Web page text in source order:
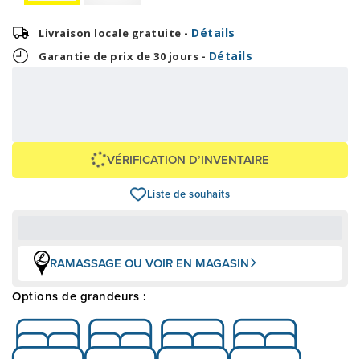
Livraison locale gratuite - Détails
Garantie de prix de 30 jours - Détails
VÉRIFICATION D’INVENTAIRE
Liste de souhaits
RAMASSAGE OU VOIR EN MAGASIN
Options de grandeurs :